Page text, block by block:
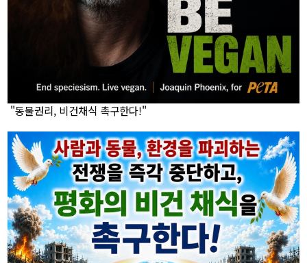
"동물권리, 비건채식 촉구한다!"